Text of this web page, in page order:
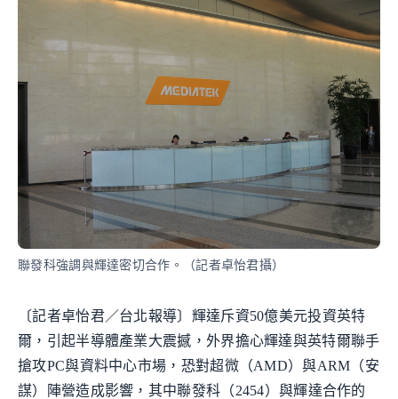
聯發科強調與輝達密切合作。（記者卓怡君攝）
〔記者卓怡君／台北報導〕輝達斥資50億美元投資英特
爾，引起半導體產業大震撼，外界擔心輝達與英特爾聯手
搶攻PC與資料中心市場，恐對超微（AMD）與ARM（安
謀）陣營造成影響，其中聯發科（2454）與輝達合作的